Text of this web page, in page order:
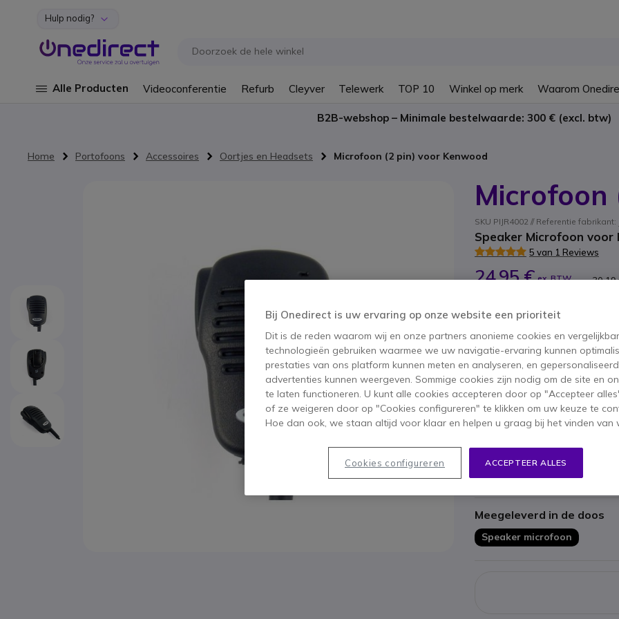
Ga naar de inhoud
Hulp nodig?
Alle Producten Videoconferentie Refurb Cleyver Telewerk TOP 10 Winkel op merk Waarom
B2B-webshop – Minimale bestelwaarde: 300 € (excl. btw)
Home Portofoons Accessoires Oortjes en Headsets Microfoon (2 pin) voor Kenwood
Microfoon
SKU PIJR4002 // Referentie
Speaker Microfoon
5 van 1 Reviews
24,95 € ex. BTW 30,19
35 productenop voorraad
Belangrijkste kenmerken
Speaker microfoon
draaibare kledingclip
zonder volume controle
Audiojack voor headset
L99PLUS; Midland G10/11/
Ref fabrikant: 0530
Toon meer
Meegeleverd in de doos
Speaker microfoon
Bij Onedirect is uw ervaring op onze website een prioriteit
Dit is de reden waarom wij en onze partners anonieme cookies en
technologieën gebruiken waarmee we uw navigatie-ervaring kunnen
prestaties van ons platform kunnen meten en analyseren, en
advertenties kunnen weergeven. Sommige cookies zijn nodig om de site en
te laten functioneren. U kunt alle cookies accepteren door op "Accepteer
of ze weigeren door op "Cookies configureren" te klikken om uw keuze te
Hoe dan ook, we staan altijd voor klaar en helpen u graag bij het vinden van
ACCEPTEER ALLES
Cookies configureren